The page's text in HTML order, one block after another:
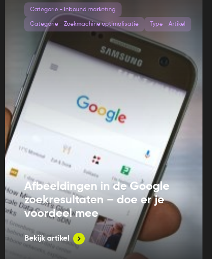
Categorie - Inbound marketing
Categorie - Zoekmachine optimalisatie Type - Artikel
Afbeeldingen in de Google
zoekresultaten – doe er je
voordeel mee
Bekijk artikel